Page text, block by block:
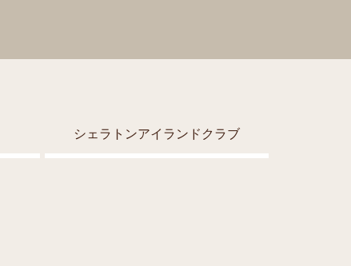
シェラトンアイランドクラブ